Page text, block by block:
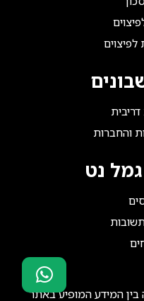
לפיצוים
והחברות
נט
המידע המופיע באתר